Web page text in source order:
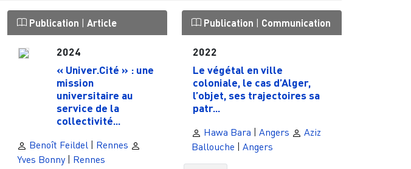
Publication | Article
2024
« Univer.Cité » : une
mission
universitaire au
service de la
collectivité...
Benoît Feildel | Rennes
Yves Bonny| Rennes
Publication | Communication
2022
Le végétal en ville
coloniale, le cas d’Alger,
l’objet, ses trajectoires sa
patr...
Hawa Bara | Angers
Aziz
Ballouche | Angers